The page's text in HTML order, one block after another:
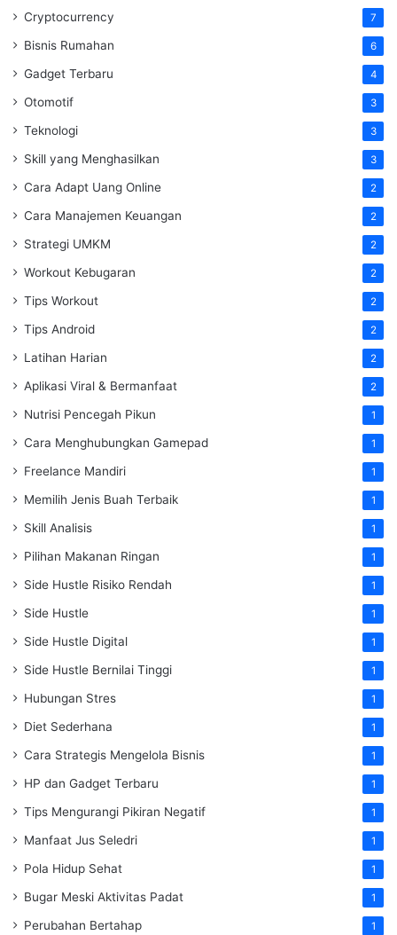
Cryptocurrency 7
Bisnis Rumahan 6
Gadget Terbaru 4
Otomotif 3
Teknologi 3
Skill yang Menghasilkan 3
Cara Adapt Uang Online 2
Cara Manajemen Keuangan 2
Strategi UMKM 2
Workout Kebugaran 2
Tips Workout 2
Tips Android 2
Latihan Harian 2
Aplikasi Viral & Bermanfaat 2
Nutrisi Pencegah Pikun 1
Cara Menghubungkan Gamepad 1
Freelance Mandiri 1
Memilih Jenis Buah Terbaik 1
Skill Analisis 1
Pilihan Makanan Ringan 1
Side Hustle Risiko Rendah 1
Side Hustle 1
Side Hustle Digital 1
Side Hustle Bernilai Tinggi 1
Hubungan Stres 1
Diet Sederhana 1
Cara Strategis Mengelola Bisnis 1
HP dan Gadget Terbaru 1
Tips Mengurangi Pikiran Negatif 1
Manfaat Jus Seledri 1
Pola Hidup Sehat 1
Bugar Meski Aktivitas Padat 1
Perubahan Bertahap 1